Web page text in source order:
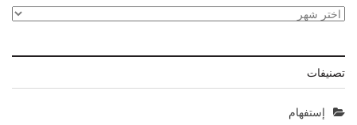
الأرشيف
تصنيفات
إستفهام